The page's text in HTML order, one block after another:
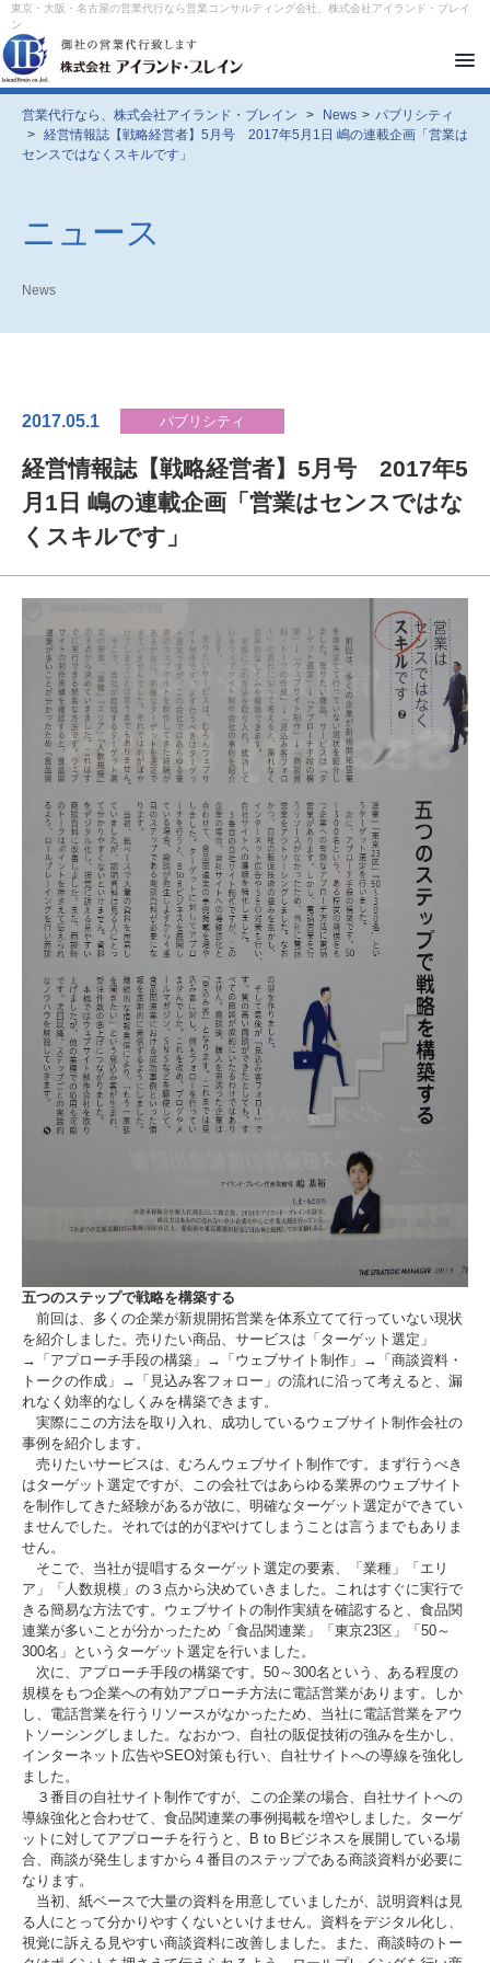
東京・大阪・名古屋の営業代行なら営業コンサルティング会社、株式会社アイランド・ブレイ
ン
メ
ュ
を
開
営業代行なら、株式会社アイランド・ブレイン > News > パブリシティ
> 経営情報誌【戦略経営者】5月号 2017年5月1日 嶋の連載企画「営業は
センスではなくスキルです」
ニュース
News
2017.05.1 パブリシティ
経営情報誌【戦略経営者】5月号 2017年5
月1日 嶋の連載企画「営業はセンスではな
くスキルです」
五つのステップで戦略を構築する
前回は、多くの企業が新規開拓営業を体系立てて行っていない現状
を紹介しました。売りたい商品、サービスは「ターゲット選定」
→「アプローチ手段の構築」→「ウェブサイト制作」→「商談資料・
トークの作成」→「見込み客フォロー」の流れに沿って考えると、漏
れなく効率的なしくみを構築できます。
実際にこの方法を取り入れ、成功しているウェブサイト制作会社の
事例を紹介します。
売りたいサービスは、むろんウェブサイト制作です。まず行うべき
はターゲット選定ですが、この会社ではあらゆる業界のウェブサイト
を制作してきた経験があるが故に、明確なターゲット選定ができてい
ませんでした。それでは的がぼやけてしまうことは言うまでもありま
せん。
そこで、当社が提唱するターゲット選定の要素、「業種」「エリ
ア」「人数規模」の３点から決めていきました。これはすぐに実行で
きる簡易な方法です。ウェブサイトの制作実績を確認すると、食品関
連業が多いことが分かったため「食品関連業」「東京23区」「50～
300名」というターゲット選定を行いました。
次に、アプローチ手段の構築です。50～300名という、ある程度の
規模をもつ企業への有効アプローチ方法に電話営業があります。しか
し、電話営業を行うリソースがなかったため、当社に電話営業をアウ
トソーシングしました。なおかつ、自社の販促技術の強みを生かし、
インターネット広告やSEO対策も行い、自社サイトへの導線を強化し
ました。
３番目の自社サイト制作ですが、この企業の場合、自社サイトへの
導線強化と合わせて、食品関連業の事例掲載を増やしました。ターゲ
ットに対してアプローチを行うと、B to Bビジネスを展開している場
合、商談が発生しますから４番目のステップである商談資料が必要に
なります。
当初、紙ベースで大量の資料を用意していましたが、説明資料は見
る人にとって分かりやすくないといけません。資料をデジタル化し、
視覚に訴える見やすい商談資料に改善しました。また、商談時のトー